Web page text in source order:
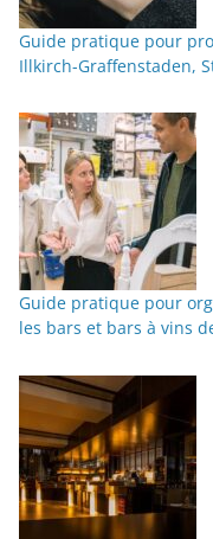
Guide pratique pour
Illkirch-Graffenstaden,
Guide pratique pour
les bars et bars à vins